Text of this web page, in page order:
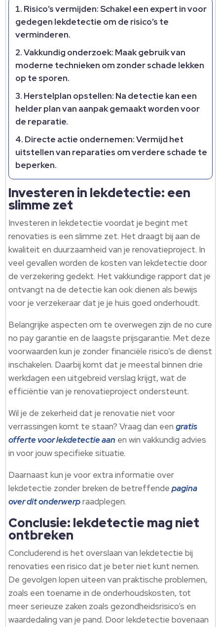
Risico’s vermijden: Schakel een expert in voor
gedegen lekdetectie om de risico’s te
verminderen.
Vakkundig onderzoek: Maak gebruik van
moderne technieken om zonder schade lekken
op te sporen.
Herstelplan opstellen: Na detectie kan een
helder plan van aanpak gemaakt worden voor
de reparatie.
Directe actie ondernemen: Vermijd het
uitstellen van reparaties om verdere schade te
beperken.
Investeren in lekdetectie: een
slimme zet
Investeren in lekdetectie voordat je begint met
renovaties is een slimme zet. Het draagt bij aan de
kwaliteit en duurzaamheid van je renovatieproject. In
veel gevallen worden de kosten van lekdetectie door
de verzekering gedekt. Het vakkundige rapport dat je
ontvangt na de detectie kan ook dienen als bewijs
voor je verzekeraar dat je je huis goed onderhoudt.
Belangrijke aspecten om te overwegen zijn de no cure
no pay garantie en de laagste prijsgarantie. Met deze
voorwaarden kun je zonder financiële risico’s de dienst
inschakelen. Daarbij komt dat je meestal binnen drie
werkdagen een uitgebreid verslag krijgt, wat de
efficiëntie van je renovatieproject ondersteunt.
Wil je de zekerheid dat je renovatie niet voor
verrassingen komt te staan? Vraag dan eengratis
offerte voor lekdetectie aan en win vakkundig advies
in voor jouw specifieke situatie.
Daarnaast kun je voor extra informatie over
lekdetectie zonder breken de betreffendepagina
over dit onderwerpraadplegen.
Conclusie: lekdetectie mag niet
ontbreken
Concluderend is het overslaan van lekdetectie bij
renovaties een risico dat je beter niet kunt nemen.
De gevolgen lopen uiteen van praktische problemen,
zoals een toename in de onderhoudskosten, tot
meer serieuze zaken zoals gezondheidsrisico’s en
waardedaling van je pand. Door lekdetectie bovenaan